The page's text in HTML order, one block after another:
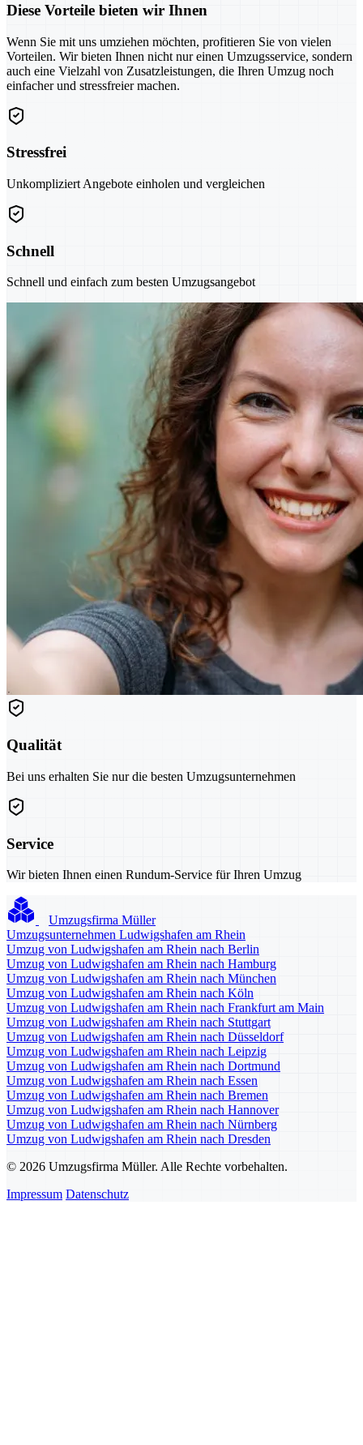
Diese Vorteile bieten wir Ihnen
Wenn Sie mit uns umziehen möchten, profitieren Sie von vielen
Vorteilen. Wir bieten Ihnen nicht nur einen Umzugsservice, sondern
auch eine Vielzahl von Zusatzleistungen, die Ihren Umzug noch
einfacher und stressfreier machen.
Stressfrei
Unkompliziert Angebote einholen und vergleichen
Schnell
Schnell und einfach zum besten Umzugsangebot
Qualität
Bei uns erhalten Sie nur die besten Umzugsunternehmen
Service
Wir bieten Ihnen einen Rundum-Service für Ihren Umzug
Umzugsfirma Müller
Umzugsunternehmen Ludwigshafen am Rhein
Umzug von Ludwigshafen am Rhein nach Berlin
Umzug von Ludwigshafen am Rhein nach Hamburg
Umzug von Ludwigshafen am Rhein nach München
Umzug von Ludwigshafen am Rhein nach Köln
Umzug von Ludwigshafen am Rhein nach Frankfurt am Main
Umzug von Ludwigshafen am Rhein nach Stuttgart
Umzug von Ludwigshafen am Rhein nach Düsseldorf
Umzug von Ludwigshafen am Rhein nach Leipzig
Umzug von Ludwigshafen am Rhein nach Dortmund
Umzug von Ludwigshafen am Rhein nach Essen
Umzug von Ludwigshafen am Rhein nach Bremen
Umzug von Ludwigshafen am Rhein nach Hannover
Umzug von Ludwigshafen am Rhein nach Nürnberg
Umzug von Ludwigshafen am Rhein nach Dresden
© 2026 Umzugsfirma Müller. Alle Rechte vorbehalten.
Impressum Datenschutz